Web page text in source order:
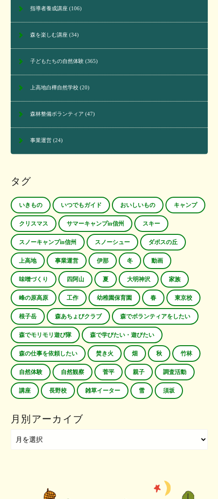
指導者養成講座(106)
森を楽しむ講座(34)
子どもたちの自然体験(365)
上高地白樺自然学校(20)
森林整備ボランティア (47)
事業運営(24)
タグ
いきもの いつでもガイド おいしいもの キャンプ
クリスマス サマーキャンプin信州 スキー
スノーキャンプin信州 スノーシュー ダボスの丘
上高地 事業運営 伊那 冬 動画
味噌づくり 四阿山 夏 大明神沢 家族
峰の原高原 工作 幼稚園保育園 春 東京校
根子岳 森あちょびクラブ 森でボランティアをしたい
森でモリモリ遊び隊 森で学びたい・遊びたい
森の仕事を依頼したい 焚き火 畑 秋 竹林
自然体験 自然観察 菅平 親子 調査活動
講座 長野校 雑草イーター 雪 須坂
月別アーカイブ